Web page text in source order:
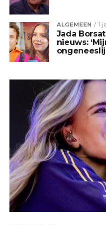
ALGEMEEN 1
Jada
nieuws: